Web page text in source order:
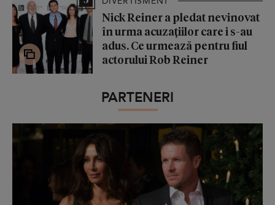
Nick Reiner a pledat nevinovat
în urma acuzațiilor care i s-au
adus. Ce urmează pentru fiul
actorului Rob Reiner
PARTENERI